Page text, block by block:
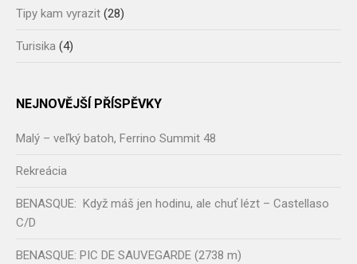
Tipy kam vyrazit (28)
Turisika (4)
NEJNOVĚJŠÍ PŘÍSPĚVKY
Malý – veľký batoh, Ferrino Summit 48
Rekreácia
BENASQUE: Když máš jen hodinu, ale chuť lézt – Castellaso
C/D
BENASQUE: PIC DE SAUVEGARDE (2738 m)